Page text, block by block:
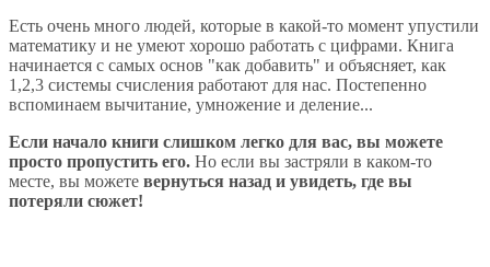
Есть очень много людей, которые в какой-то момент упустили
математику и не умеют хорошо работать с цифрами. Книга
начинается с самых основ "как добавить" и объясняет, как
1,2,3 системы счисления работают для нас. Постепенно
вспоминаем вычитание, умножение и деление...
Если начало книги слишком легко для вас, вы можете
просто пропустить его. Но если вы застряли в каком-то
месте, вы можете вернуться назад и увидеть, где вы
потеряли сюжет!